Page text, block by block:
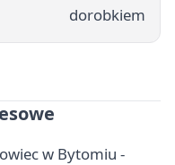
dorobkiem
w Bytomiu -